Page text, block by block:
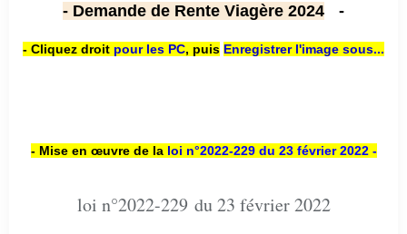
- Demande de Rente Viagère 2024 -
- Cliquez droit pour les PC, puis Enregistrer l'image sous...
- Mise en œuvre de la loi n°2022-229 du 23 février 2022 -
loi n°2022-229 du 23 février 2022